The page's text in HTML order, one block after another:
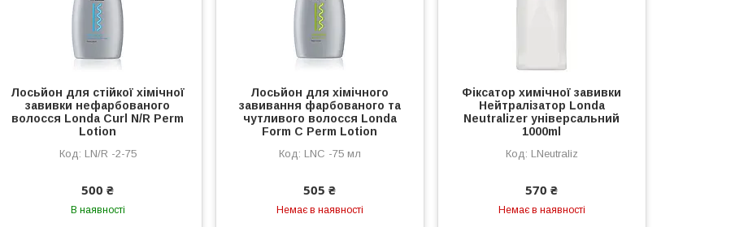
Лосьйон для стійкої хімічної
завивки нефарбованого
волосся Londa Curl N/R Perm
Lotion
LN/R -2-75
500 ₴
В наявності
Лосьйон для хімічного
завивання фарбованого та
чутливого волосся Londa
Form C Perm Lotion
LNC -75 мл
505 ₴
Немає в наявності
Фіксатор химічної завивки
Нейтралізатор Londa
Neutralizer універсальний
1000ml
LNeutraliz
570 ₴
Немає в наявності